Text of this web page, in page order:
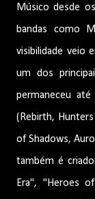
Músico desde
bandas como
visibilidade veio
um dos
permaneceu
(Rebirth, Hunters
of Shadows,
também é
Era", "Heroes